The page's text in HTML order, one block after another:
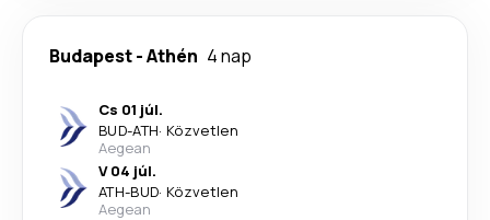
Budapest-Athén 4 nap
Cs 01 júl.
BUD-ATH· Közvetlen
Aegean
V 04 júl.
ATH-BUD· Közvetlen
Aegean